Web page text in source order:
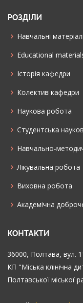
РОЗДІЛИ
Навчальні
Educational
Історія кафедри
Колектив кафедри
Наукова робота
Cтудентська
Навчально-
Лікувальна робота
Виховна робота
Академічна
КОНТАКТИ
36000, Полтава, вул.
КП "Міська клінічна
Полтавської міської